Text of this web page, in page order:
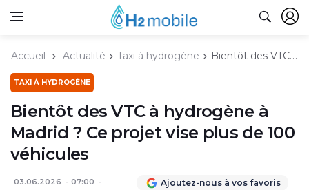
Accueil Actualité Taxi à hydrogène Bientôt des VTC à hydrogène à Madrid ? Ce projet vise plus de 100 véhicules
TAXI À HYDROGÈNE
Bientôt des VTC à hydrogène à
Madrid ? Ce projet vise plus de 100
véhicules
03.06.2026 07:00 Ajoutez-nous à vos favoris